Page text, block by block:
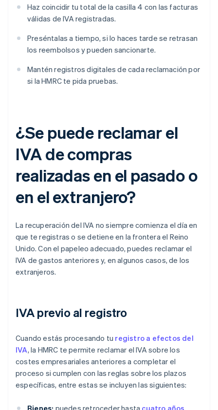
Haz coincidir tu total de la casilla 4 con las facturas
válidas de IVA registradas.
Preséntalas a tiempo, si lo haces tarde se retrasan
los reembolsos y pueden sancionarte.
Mantén registros digitales de cada reclamación por
si la HMRC te pida pruebas.
¿Se puede reclamar el
IVA de compras
realizadas en el pasado o
en el extranjero?
La recuperación del IVA no siempre comienza el día en
que te registras o se detiene en la frontera el Reino
Unido. Con el papeleo adecuado, puedes reclamar el
IVA de gastos anteriores y, en algunos casos, de los
extranjeros.
IVA previo al registro
Cuando estás procesando tu registro a efectos del
IVA, la HMRC te permite reclamar el IVA sobre los
costes empresariales anteriores a completar el
proceso si cumplen con las reglas sobre los plazos
específicas, entre estas se incluyen las siguientes: